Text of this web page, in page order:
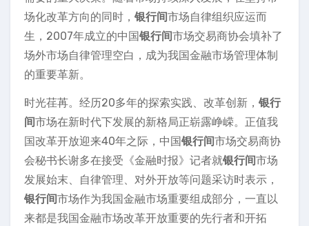
场化改革方向的同时， 银行间市场自律组织应运而
生，2007年成立的中国银行间市场交易商协会填补了
场外市场自律管理空白，成为我国金融市场管理体制
的重要革新。
时光荏苒。经历20多年的探索实践、改革创新， 银行
间市场在新时代下发展的新格局正崭露峥嵘。正值我
国改革开放迎来40年之际，中国银行间市场交易商协
会秘书长谢多在接受《金融时报》记者就银行间市场
发展始末、自律管理、对外开放等问题采访时表示，
银行间市场作为我国金融市场重要组成部分，一直以
来都是我国金融市场改革开放重要的先行者和开拓